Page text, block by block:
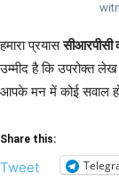
हमारा प्रयाससीआरपीसी
उम्मीद है कि उपरोक्त
आपके मन में कोई सवाल
Share this:
Tweet